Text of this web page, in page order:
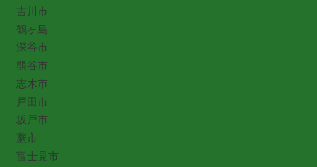
吉川市
鶴ヶ島
深谷市
熊谷市
志木市
戸田市
坂戸市
蕨市
富士見市